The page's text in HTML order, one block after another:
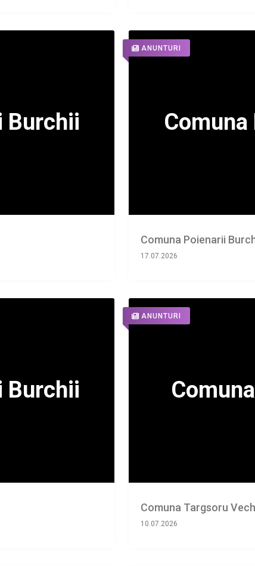
ANUNTURI
Comuna Poienarii
17.07.2026
ANUNTURI
Comuna Targsoru
10.07.2026